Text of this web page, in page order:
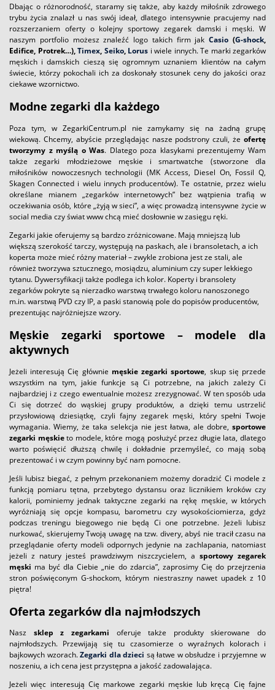
Dbając o różnorodność, staramy się także, aby każdy miłośnik zdrowego
trybu życia znalazł u nas swój ideał, dlatego intensywnie pracujemy nad
rozszerzaniem oferty o kolejny sportowy zegarek damski i męski. W
naszym portfolio możesz znaleźć logo takich firm jakCasio (G-shock,
Edifice, Protrek…),Timex, Seiko, Lorus i wiele innych. Te marki zegarków
męskich i damskich cieszą się ogromnym uznaniem klientów na całym
świecie, którzy pokochali ich za doskonały stosunek ceny do jakości oraz
ciekawe wzornictwo.
Modne zegarki dla każdego
Poza tym, w ZegarkiCentrum.pl nie zamykamy się na żadną grupę
wiekową. Chcemy, abyście przeglądając nasze podstrony czuli, że ofertę
tworzymy z myślą o Was. Dlatego poza klasykami prezentujemy Wam
także zegarki młodzieżowe męskie i smartwatche (stworzone dla
miłośników nowoczesnych technologii (MK Access, Diesel On, Fossil Q,
Skagen Connected i wielu innych producentów). Te ostatnie, przez wielu
określane mianem „zegarków internetowych” bez wątpienia trafią w
oczekiwania osób, które „żyją w sieci”, a więc prowadzą intensywne życie w
social media czy świat www chcą mieć dosłownie w zasięgu ręki.
Zegarki jakie oferujemy są bardzo zróżnicowane. Mają mniejszą lub
większą szerokość tarczy, występują na paskach, ale i bransoletach, a ich
koperta może mieć różny materiał – zwykle zrobiona jest ze stali, ale
również tworzywa sztucznego, mosiądzu, aluminium czy super lekkiego
tytanu. Dywersyfikacji także podlega ich kolor. Koperty i bransolety
zegarków pokryte są nierzadko warstwą trwałego koloru nanoszonego
m.in. warstwą PVD czy IP, a paski stanowią pole do popisów producentów,
prezentując najróżniejsze wzory.
Męskie zegarki sportowe – modele dla
aktywnych
Jeżeli interesują Cię głównie męskie zegarki sportowe, skup się przede
wszystkim na tym, jakie funkcje są Ci potrzebne, na jakich zależy Ci
najbardziej i z czego ewentualnie możesz zrezygnować. W ten sposób uda
Ci się dotrzeć do wąskiej grupy produktów, a dzięki temu ustrzelić
przysłowiową dziesiątkę, czyli fajny zegarek męski, który spełni Twoje
wymagania. Wiemy, że taka selekcja nie jest łatwa, ale dobre, sportowe
zegarki męskieto modele, które mogą posłużyć przez długie lata, dlatego
warto poświęcić dłuższą chwilę i dokładnie przemyśleć, co mają sobą
prezentować i w czym powinny być nam pomocne.
Jeśli lubisz biegać, z pełnym przekonaniem możemy doradzić Ci modele z
funkcją pomiaru tętna, przebytego dystansu oraz licznikiem kroków czy
kalorii, pominiemy jednak taktyczne zegarki na rękę męskie, w których
wyróżniają się opcje kompasu, barometru czy wysokościomierza, gdyż
podczas treningu biegowego nie będą Ci one potrzebne. Jeżeli lubisz
nurkować, skierujemy Twoją uwagę na tzw. divery, abyś nie tracił czasu na
przeglądanie oferty modeli odpornych jedynie na zachlapania, natomiast
jeżeli z natury jesteś prawdziwym niszczycielem, a sportowy zegarek
męski ma być dla Ciebie „nie do zdarcia”, zaprosimy Cię do przejrzenia
stron poświęconym G-shockom, którym niestraszny nawet upadek z 10
piętra!
Oferta zegarków dla najmłodszych
Nasz sklep z zegarkami oferuje także produkty skierowane do
najmłodszych. Przewijają się tu czasomierze o wyraźnych kolorach i
bajkowych wzorach.Zegarki dla dzieci są łatwe w obsłudze i przyjemne w
noszeniu, a ich cena jest przystępna a jakość zadowalająca.
Jeżeli więc interesują Cię markowe zegarki męskie lub kręcą Cię fajne